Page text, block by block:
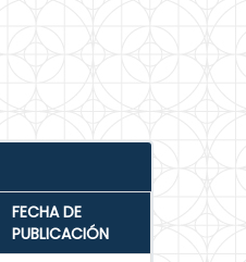
FECHA DE
PUBLICACIÓN